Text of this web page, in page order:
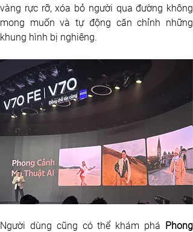
vàng rực rỡ, xóa bỏ người qua đường không
mong muốn và tự động căn chỉnh những
khung hình bị nghiêng.
Người dùng cũng có thể khám phá Phong